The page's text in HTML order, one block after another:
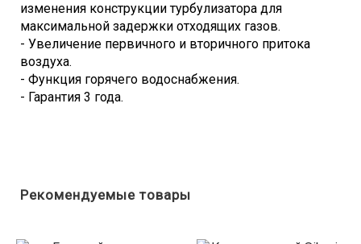
изменения конструкции турбулизатора для
максимальной задержки отходящих газов.
- Увеличение первичного и вторичного притока
воздуха.
- Функция горячего водоснабжения.
- Гарантия 3 года.
Рекомендуемые товары